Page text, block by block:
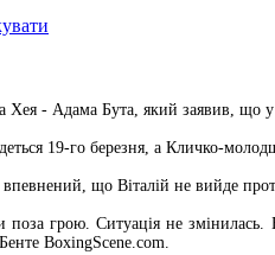
Хея - Адама Бута, який заявив,
19-го березня, а Кличко-
що Віталій не вийде
грою. Ситуація не
BoxingScene.com.